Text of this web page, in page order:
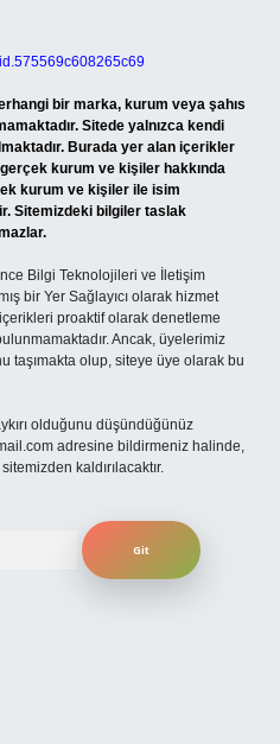
bir marka, kurum veya şahıs
Sitede yalnızca kendi
Burada yer alan içerikler
kurum ve kişiler hakkında
kurum ve kişiler ile isim
Sitemizdeki bilgiler taslak
Bilgi Teknolojileri ve İletişim
bir Yer Sağlayıcı olarak hizmet
proaktif olarak denetleme
Ancak, üyelerimiz
taşımakta olup, siteye üye olarak bu
olduğunu düşündüğünüz
adresine bildirmeniz halinde,
kaldırılacaktır.